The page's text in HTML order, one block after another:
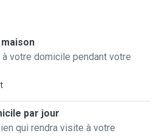
votre domicile pendant votre
par jour
qui rendra visite à votre